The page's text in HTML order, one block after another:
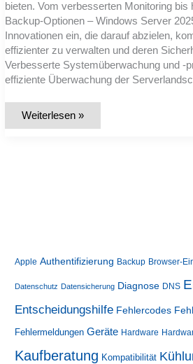
bieten. Vom verbesserten Monitoring bis
Backup-Optionen – Windows Server
Innovationen ein, die darauf abzielen,
effizienter zu verwalten und deren
Verbesserte Systemüberwachung und -
effiziente Überwachung der
Windows
Weiterlesen »
Apple Authentifizierung Backup Browser-
Datenschutz Datensicherung Diagnose DNS
Entscheidungshilfe Fehlercodes
Fehlermeldungen Geräte Hardware
Kaufberatung Kompatibilität